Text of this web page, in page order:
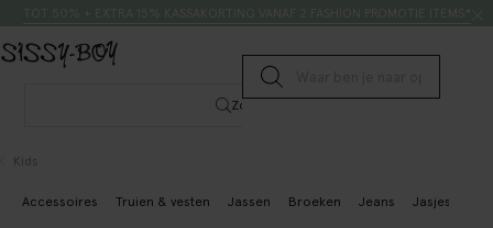
Submit search
Zoeken
Kids
Accessoires Truien & vesten Jassen Broeken Jeans Jasjes &